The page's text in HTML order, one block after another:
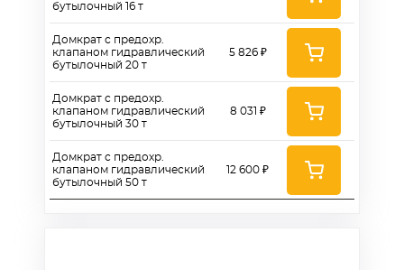
бутылочный 16 т
Домкрат с предохр.
клапаном гидравлический
бутылочный 20 т
Домкрат с предохр.
клапаном гидравлический
бутылочный 30 т
Домкрат с предохр.
клапаном гидравлический
бутылочный 50 т
5 826 ₽
8 031 ₽
12 600 ₽